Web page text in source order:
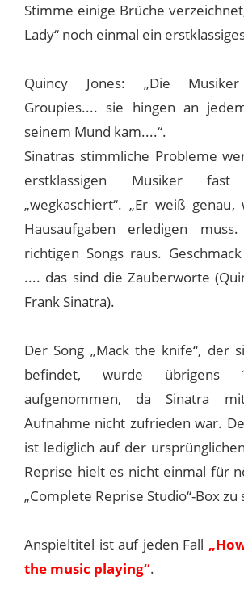
Stimme einige Brüche
Lady“ noch einmal ein
Quincy Jones: „Die
Groupies.... sie hingen an
seinem Mund kam....“.
Sinatras stimmliche Probleme
erstklassigen Musiker fast
„wegkaschiert“. „Er weiß
Hausaufgaben erledigen
richtigen Songs raus.
.... das sind die Zauberworte
Frank Sinatra).
Der Song „Mack the knife“, der
befindet, wurde übrigens
aufgenommen, da Sinatra
Aufnahme nicht zufrieden war.
ist lediglich auf der
Reprise hielt es nicht einmal für
„Complete Reprise Studio“-Box zu
Anspieltitel ist auf jeden Fall
the music playing“.